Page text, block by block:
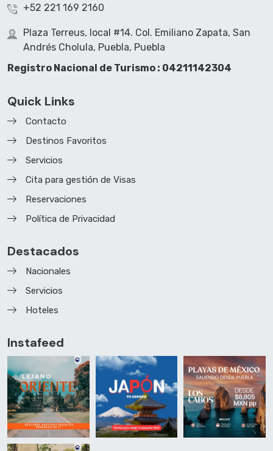
+52 221 169 2160
Plaza Terreus, local #14. Col. Emiliano Zapata, San
Andrés Cholula, Puebla, Puebla
Registro Nacional de Turismo : 04211142304
Quick Links
Contacto
Destinos Favoritos
Servicios
Cita para gestión de Visas
Reservaciones
Política de Privacidad
Destacados
Nacionales
Servicios
Hoteles
Instafeed